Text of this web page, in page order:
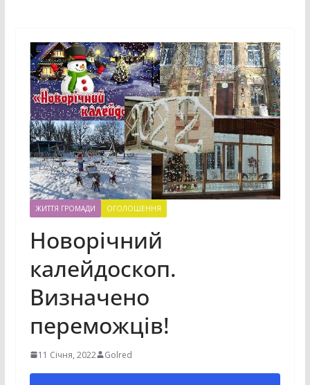
ЖИТТЯ ГРОМАДИ ОГОЛОШЕННЯ
Новорічний
калейдоскоп.
Визначено
переможців!
11 Січня, 2022 Golred